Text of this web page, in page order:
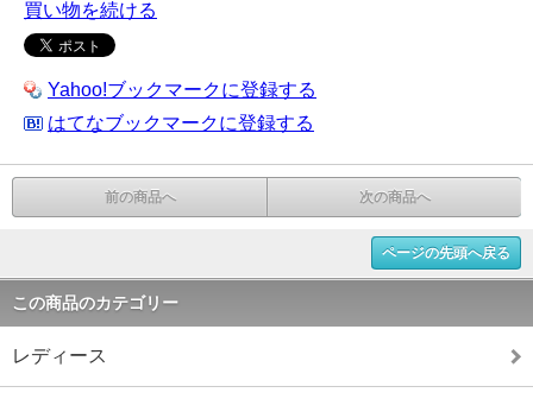
買い物を続ける
Yahoo!ブックマークに登録する
はてなブックマークに登録する
前の商品へ 次の商品へ
ページの先頭へ戻る
この商品のカテゴリー
レディース